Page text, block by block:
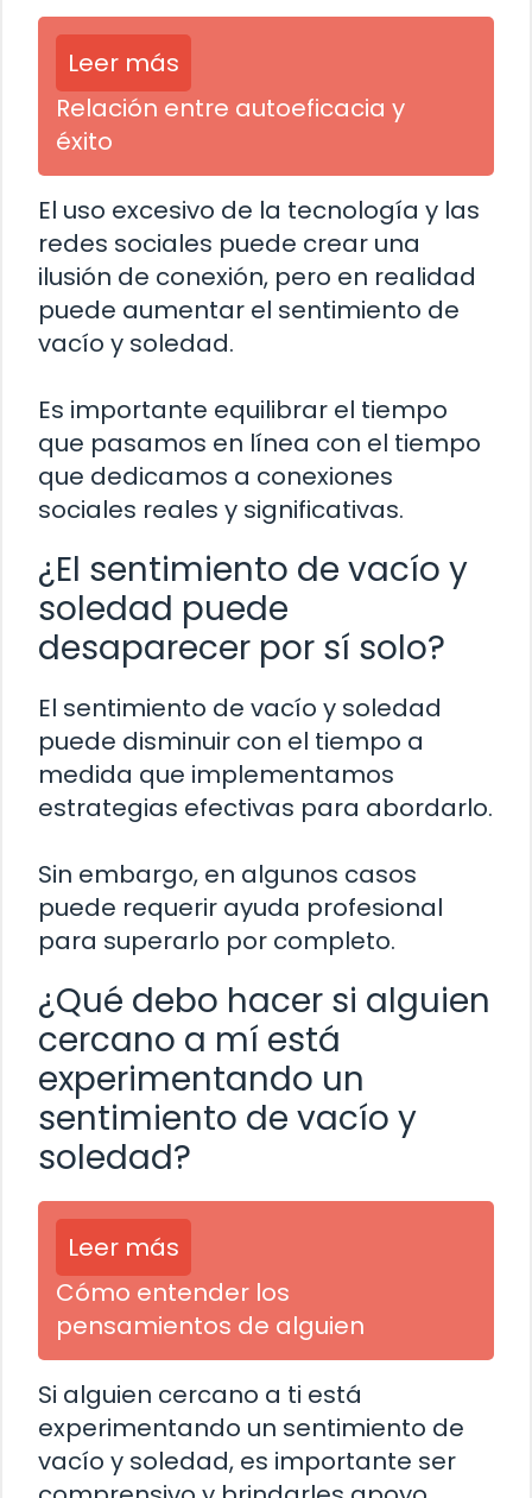
Leer más
Relación entre autoeficacia y
éxito
El uso excesivo de la tecnología y las
redes sociales puede crear una
ilusión de conexión, pero en realidad
puede aumentar el sentimiento de
vacío y soledad.
Es importante equilibrar el tiempo
que pasamos en línea con el tiempo
que dedicamos a conexiones
sociales reales y significativas.
¿El sentimiento de vacío y
soledad puede
desaparecer por sí solo?
El sentimiento de vacío y soledad
puede disminuir con el tiempo a
medida que implementamos
estrategias efectivas para abordarlo.
Sin embargo, en algunos casos
puede requerir ayuda profesional
para superarlo por completo.
¿Qué debo hacer si alguien
cercano a mí está
experimentando un
sentimiento de vacío y
soledad?
Leer más
Cómo entender los
pensamientos de alguien
Si alguien cercano a ti está
experimentando un sentimiento de
vacío y soledad, es importante ser